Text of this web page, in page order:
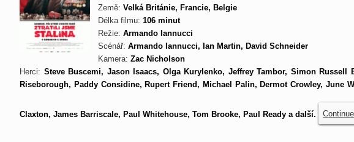
Země: Velká Británie, Francie, Belgie
Délka filmu: 106 minut
Režie: Armando Iannucci
Scénář: Armando Iannucci, Ian Martin, David Schneider
Kamera: Zac Nicholson
Herci: Steve Buscemi, Jason Isaacs, Olga Kurylenko, Jeffrey Tambor, Simon Russell
Riseborough, Paddy Considine, Rupert Friend, Michael Palin, Dermot Crowley, June
Claxton, James Barriscale, Paul Whitehouse, Tom Brooke, Paul Ready a další.